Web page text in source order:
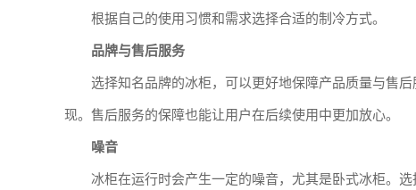
根据自己的使用习惯和需求选择合适的制冷方式。
品牌与售后服务
选择知名品牌的冰柜，可以更好地保障产品质量与售
现。售后服务的保障也能让用户在后续使用中更加放心。
噪音
冰柜在运行时会产生一定的噪音，尤其是卧式冰柜。